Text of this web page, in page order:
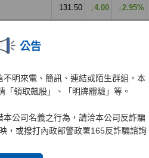
公告
明來電、簡訊、連結或陌生群組。本
領取飆股」、「明牌體驗」等。
公司名義之行為，請洽本公司反詐騙
，或撥打內政部警政署165反詐騙諮詢